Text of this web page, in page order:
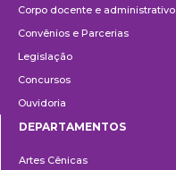
Corpo docente e administrativo
Convênios e Parcerias
Legislação
Concursos
Ouvidoria
DEPARTAMENTOS
Artes Cênicas